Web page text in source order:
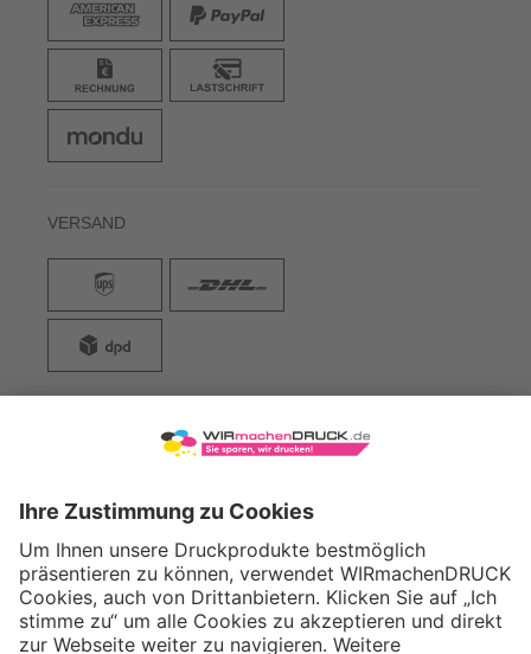
VERSAND
WIRmachenDRUCK GmbH
71522 Backnang
Tel.: +49 (0) 711 995 982 - 20
Fax: +49 (0) 711 995 982 - 21
SOCIAL MEDIA